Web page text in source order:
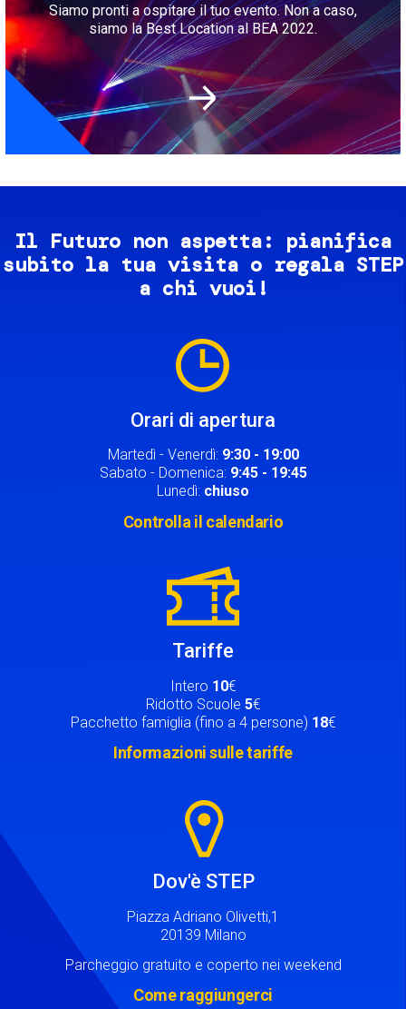
Siamo pronti a ospitare il tuo evento. Non a caso,
siamo la Best Location al BEA 2022.
Il Futuro non aspetta: pianifica
subito la tua visita o regala STEP
a chi vuoi!
Orari di apertura
Martedì - Venerdì: 9:30 - 19:00
Sabato - Domenica: 9:45 - 19:45
Lunedì: chiuso
Controlla il calendario
Tariffe
Intero 10€
Ridotto Scuole 5€
Pacchetto famiglia (fino a 4 persone) 18€
Informazioni sulle tariffe
Dov'è STEP
Piazza Adriano Olivetti,1
20139 Milano
Parcheggio gratuito e coperto nei weekend
Come raggiungerci